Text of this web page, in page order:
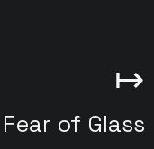
↦
of Glass